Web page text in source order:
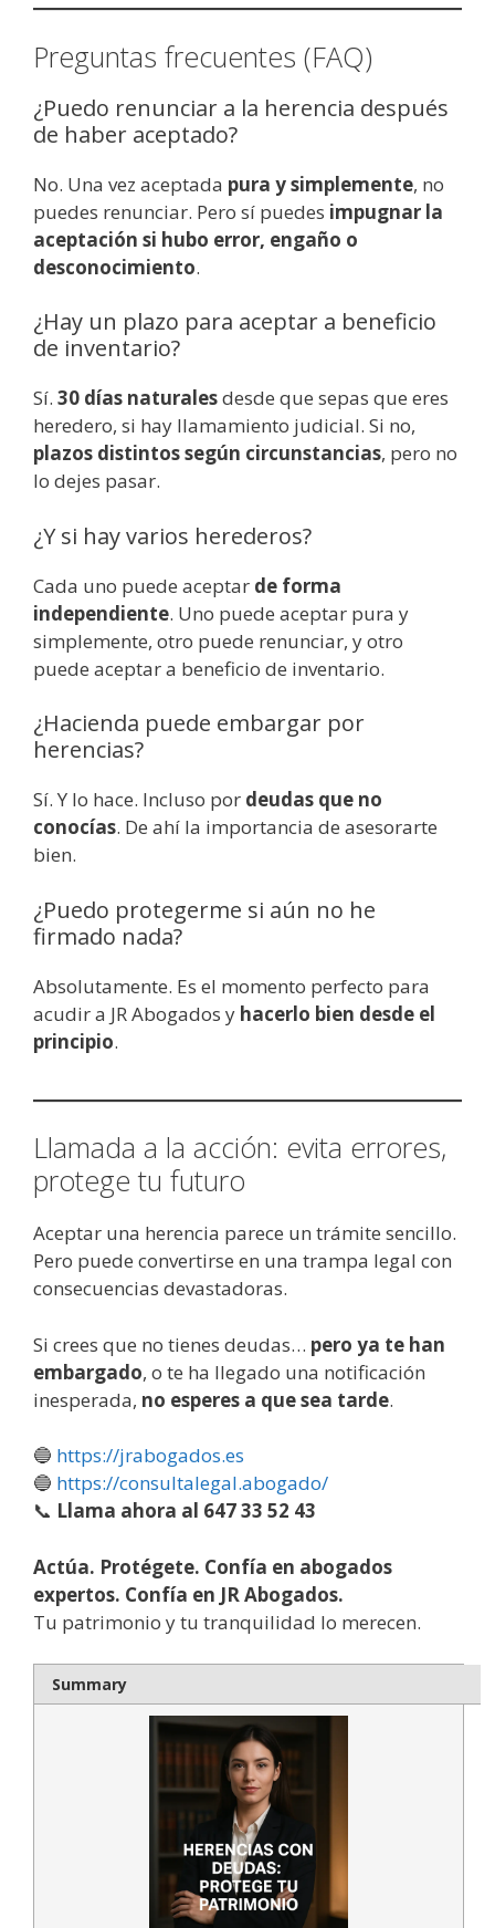
Preguntas frecuentes (FAQ)
¿Puedo renunciar a la herencia después
de haber aceptado?
No. Una vez aceptada pura y simplemente, no
puedes renunciar. Pero sí puedes impugnar la
aceptación si hubo error, engaño o
desconocimiento.
¿Hay un plazo para aceptar a beneficio
de inventario?
Sí. 30 días naturalesdesde que sepas que eres
heredero, si hay llamamiento judicial. Si no,
plazos distintos según circunstancias, pero no
lo dejes pasar.
¿Y si hay varios herederos?
Cada uno puede aceptar de forma
independiente. Uno puede aceptar pura y
simplemente, otro puede renunciar, y otro
puede aceptar a beneficio de inventario.
¿Hacienda puede embargar por
herencias?
Sí. Y lo hace. Incluso por deudas que no
conocías. De ahí la importancia de asesorarte
bien.
¿Puedo protegerme si aún no he
firmado nada?
Absolutamente. Es el momento perfecto para
acudir a JR Abogados y hacerlo bien desde el
principio.
Llamada a la acción: evita errores,
protege tu futuro
Aceptar una herencia parece un trámite sencillo.
Pero puede convertirse en una trampa legal con
consecuencias devastadoras.
Si crees que no tienes deudas… pero ya te han
embargado, o te ha llegado una notificación
inesperada, no esperes a que sea tarde.
🔵 https://jrabogados.es
🔵 https://consultalegal.abogado/
📞 Llama ahora al 647 33 52 43
Actúa. Protégete. Confía en abogados
expertos. Confía en JR Abogados.
Tu patrimonio y tu tranquilidad lo merecen.
Summary